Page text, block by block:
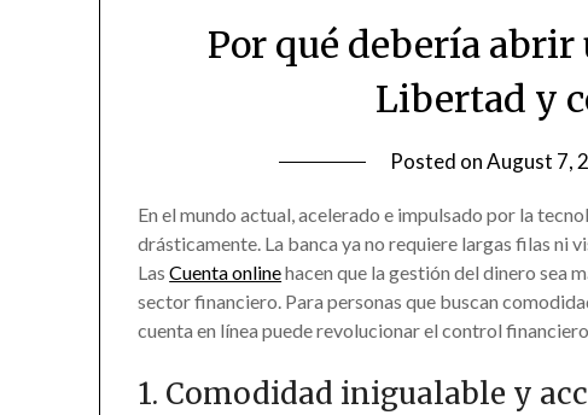
Por qué debería abrir
Libertad y
Posted onAugust 7,
En el mundo actual, acelerado e impulsado por la
drásticamente. La banca ya no requiere largas filas ni
LasCuenta onlinehacen que la gestión del dinero sea
sector financiero. Para personas que buscan
cuenta en línea puede revolucionar el control
1. Comodidad inigualable y